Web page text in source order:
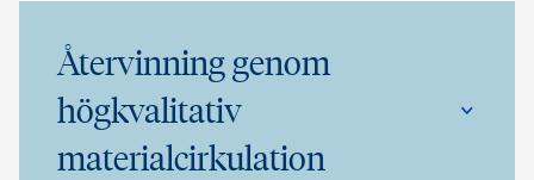
Återvinning genom
högkvalitativ
materialcirkulation